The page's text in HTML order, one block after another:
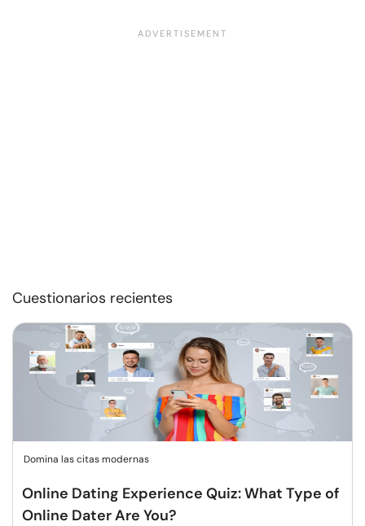
Cuestionarios recientes
Domina las citas modernas
Online Dating Experience Quiz: What Type of
Online Dater Are You?